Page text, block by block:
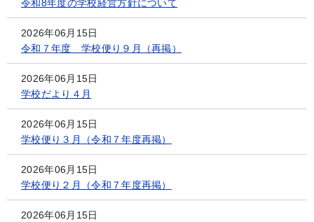
令和8年度の学校経営方針について
2026年06月15日
令和７年度 学校便り９月（再掲）
2026年06月15日
学校だより４月
2026年06月15日
学校便り３月（令和７年度再掲）
2026年06月15日
学校便り２月（令和７年度再掲）
2026年06月15日